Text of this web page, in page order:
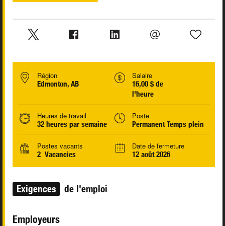
Région
Edmonton, AB
Salaire
16,00 $ de
l'heure
Heures de travail
32 heures par semaine
Poste
Permanent Temps plein
Postes vacants
2 Vacancies
Date de fermeture
12 août 2026
Exigences de l'emploi
Employeurs